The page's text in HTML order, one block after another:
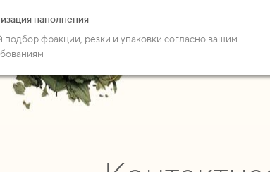
наполнения
фракции, резки и упаковки согласно вашим